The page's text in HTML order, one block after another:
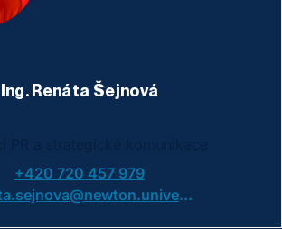
Ing. Renáta Šejnová
+420 720 457 979
renata.sejnova@newton.university